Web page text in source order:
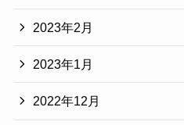
2023年2月
2023年1月
2022年12月